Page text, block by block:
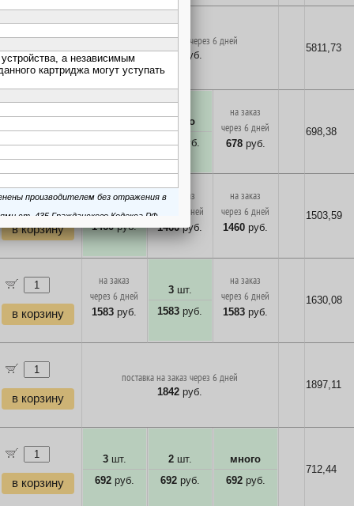
в корзину
поставка на заказ через 6 дней
5642 руб.
5811,73
в корзину
678руб.
много
678руб.
на заказ
через 6 дней
678руб.
698,38
в корзину
шт.
1460руб.
на заказ
через 6 дней
1460руб.
на заказ
через 6 дней
1460 руб.
1503,59
в корзину
на заказ
через 6 дней
1583 руб.
3шт.
1583 руб.
на заказ
через 6 дней
1583 руб.
1630,08
в корзину
поставка на заказ через 6 дней
1842 руб.
1897,11
в корзину
3шт.
692руб.
2шт.
692руб.
много
692руб.
712,44